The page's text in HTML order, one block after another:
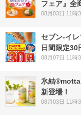
フェア』全
08月03日 11時
セブン‐イ
日間限定30
08月07日 11時
氷結
新登場！
08月03日 11時